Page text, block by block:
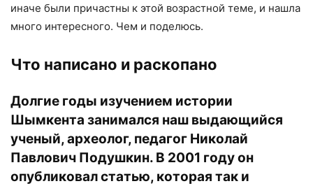
иначе были причастны к этой возрастной теме, и нашла
много интересного. Чем и поделюсь.
Что написано и раскопано
Долгие годы изучением истории
Шымкента занимался наш выдающийся
ученый, археолог, педагог Николай
Павлович Подушкин. В 2001 году он
опубликовал статью, которая так и